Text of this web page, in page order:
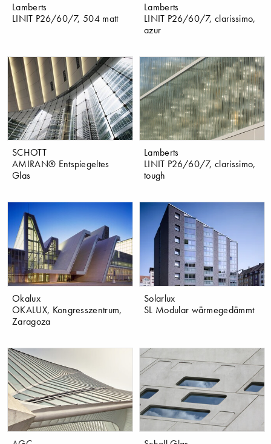
Lamberts
LINIT P26/60/7, 504 matt
Lamberts
LINIT P26/60/7, clarissimo,
azur
SCHOTT
AMIRAN® Entspiegeltes
Glas
Lamberts
LINIT P26/60/7, clarissimo,
tough
Okalux
OKALUX, Kongresszentrum,
Zaragoza
Solarlux
SL Modular wärmegedämmt